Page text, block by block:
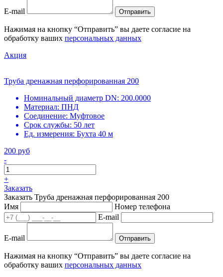
E-mail Отправить
Нажимая на кнопку “Отправить” вы даете согласие на
обработку ваших персональных данных
Акция
Труба дренажная перфорированная 200
Номинальный диаметр DN: 200.0000
Материал: ПНД
Соединение: Муфтовое
Срок службы: 50 лет
Ед. измерения: Бухта 40 м
200 руб
-
+
Заказать
Заказать Труба дренажная перфорированная 200
Имя
Номер телефона
E-mail
E-mail Отправить
Нажимая на кнопку “Отправить” вы даете согласие на
обработку ваших персональных данных